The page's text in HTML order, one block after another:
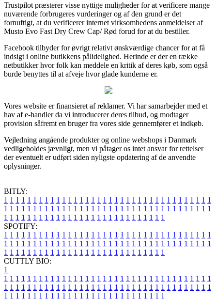
Trustpilot præsterer visse nyttige muligheder for at verificere mange
nuværende forbrugeres vurderinger og af den grund er det
fornuftigt, at du verificerer internet virksomhedens anmeldelser af
Musto Evo Fast Dry Crew Cap/ Rød forud for at du bestiller.
Facebook tilbyder for øvrigt relativt ønskværdige chancer for at få
indsigt i online butikkens pålidelighed. Herinde er der en række
netbutikker hvor folk kan meddele en kritik af deres køb, som også
burde benyttes til at afveje hvor glade kunderne er.
Vores website er finansieret af reklamer. Vi har samarbejder med et
hav af e-handler da vi introducerer deres tilbud, og modtager
provision såfremt en bruger fra vores side gennemfører et indkøb.
Vejledning angående produkter og online webshops i Danmark
vedligeholdes jævnligt, men vi påtager os intet ansvar for rettelser
der eventuelt er udført siden nyligste opdatering af de anvendte
oplysninger.
BITLY:
1 1 1 1 1 1 1 1 1 1 1 1 1 1 1 1 1 1 1 1 1 1 1 1 1 1 1 1 1 1 1 1 1 1 1 1
1 1 1 1 1 1 1 1 1 1 1 1 1 1 1 1 1 1 1 1 1 1 1 1 1 1 1 1 1 1 1 1 1 1 1 1
1 1 1 1 1 1 1 1 1 1 1 1 1 1 1 1 1 1 1 1 1 1 1 1 1 1 1 1
SPOTIFY:
1 1 1 1 1 1 1 1 1 1 1 1 1 1 1 1 1 1 1 1 1 1 1 1 1 1 1 1 1 1 1 1 1 1 1 1
1 1 1 1 1 1 1 1 1 1 1 1 1 1 1 1 1 1 1 1 1 1 1 1 1 1 1 1 1 1 1 1 1 1 1 1
1 1 1 1 1 1 1 1 1 1 1 1 1 1 1 1 1 1 1 1 1 1 1 1 1 1 1 1
CUTTLY BIO:
1
1 1 1 1 1 1 1 1 1 1 1 1 1 1 1 1 1 1 1 1 1 1 1 1 1 1 1 1 1 1 1 1 1 1 1 1
1 1 1 1 1 1 1 1 1 1 1 1 1 1 1 1 1 1 1 1 1 1 1 1 1 1 1 1 1 1 1 1 1 1 1 1
1 1 1 1 1 1 1 1 1 1 1 1 1 1 1 1 1 1 1 1 1 1 1 1 1 1 1 1